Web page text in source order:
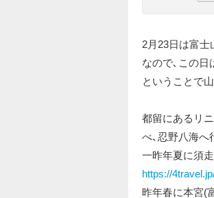
2月23日は富士
なので､この日
ということで
都留にあるリ
べ､忍野八海へ
一昨年夏に須
https://
昨年春に本宮(